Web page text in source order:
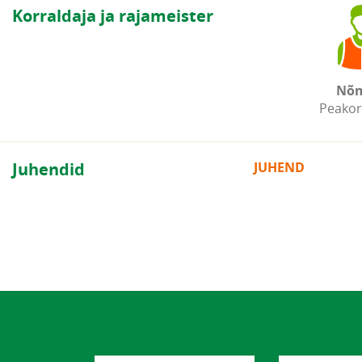
Korraldaja ja rajameister
Juhendid JUHEND